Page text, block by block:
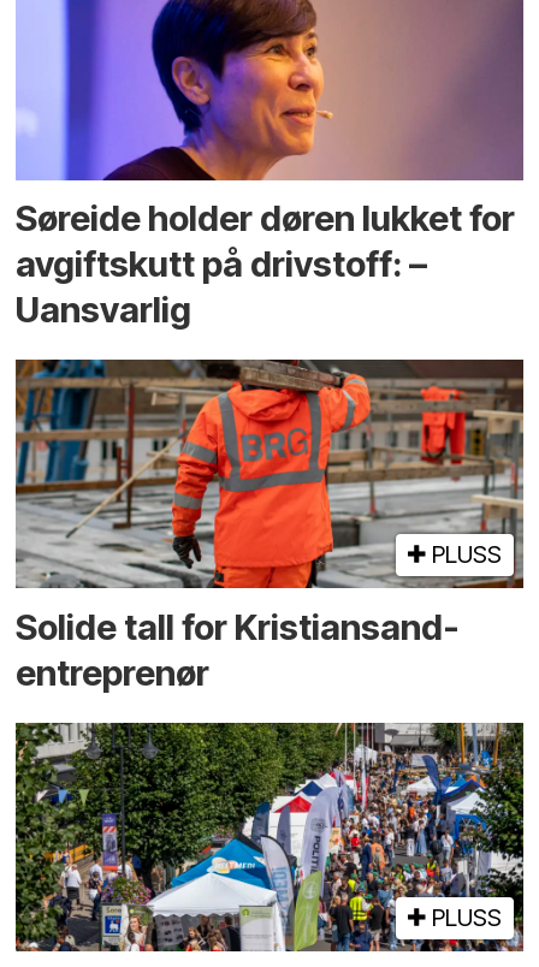
Søreide holder døren lukket for
avgiftskutt på drivstoff: –
Uansvarlig
PLUSS
Solide tall for Kristiansand-
entreprenør
PLUSS